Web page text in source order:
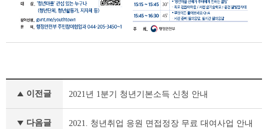
사
이전글 2021년 1분기 청년기본소득 신청 안내
다음글 2021. 청년취업 응원 면접정장 무료 대여사업 안내